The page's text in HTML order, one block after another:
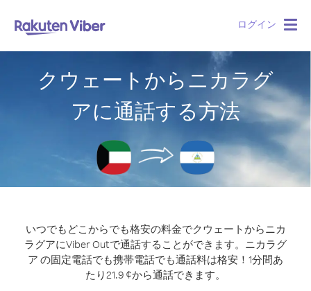
ログイン
クウェートからニカラグ
アに通話する方法
いつでもどこからでも格安の料金でクウェートからニカ
ラグアにViber Outで通話することができます。 ニカラグ
ア の固定電話でも携帯電話でも通話料は格安！1分間あ
たり21.9 ¢から通話できます。